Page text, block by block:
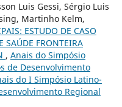
Luis Gessi, Sérgio Luis
Martinho Kelm,
ESTUDO DE CASO
SAÚDE FRONTEIRA
, Anais do Simpósio
de Desenvolvimento
do I Simpósio Latino-
Regional